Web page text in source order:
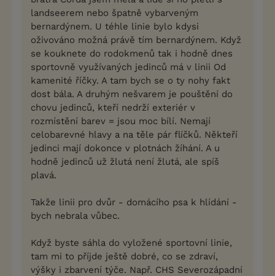
landseerem nebo špatně vybarveným
bernardýnem. U téhle linie bylo kdysi
oživováno možná právě tím bernardýnem. Když
se kouknete do rodokmenů tak i hodně dnes
sportovně využívaných jedinců má v linii Od
kamenité říčky. A tam bych se o ty nohy fakt
dost bála. A druhým nešvarem je pouštění do
chovu jedinců, kteří nedrží exteriér v
rozmístění barev = jsou moc bílí. Nemají
celobarevné hlavy a na těle pár flíčků. Někteří
jedinci mají dokonce v plotnách žíhání. A u
hodně jedinců už žlutá není žlutá, ale spíš
plavá.
Takže linii pro dvůr - domácího psa k hlídání -
bych nebrala vůbec.
Když byste sáhla do vyložené sportovní linie,
tam mi to příjde ještě dobré, co se zdraví,
výšky i zbarvení týče. Např. CHS Severozápadní